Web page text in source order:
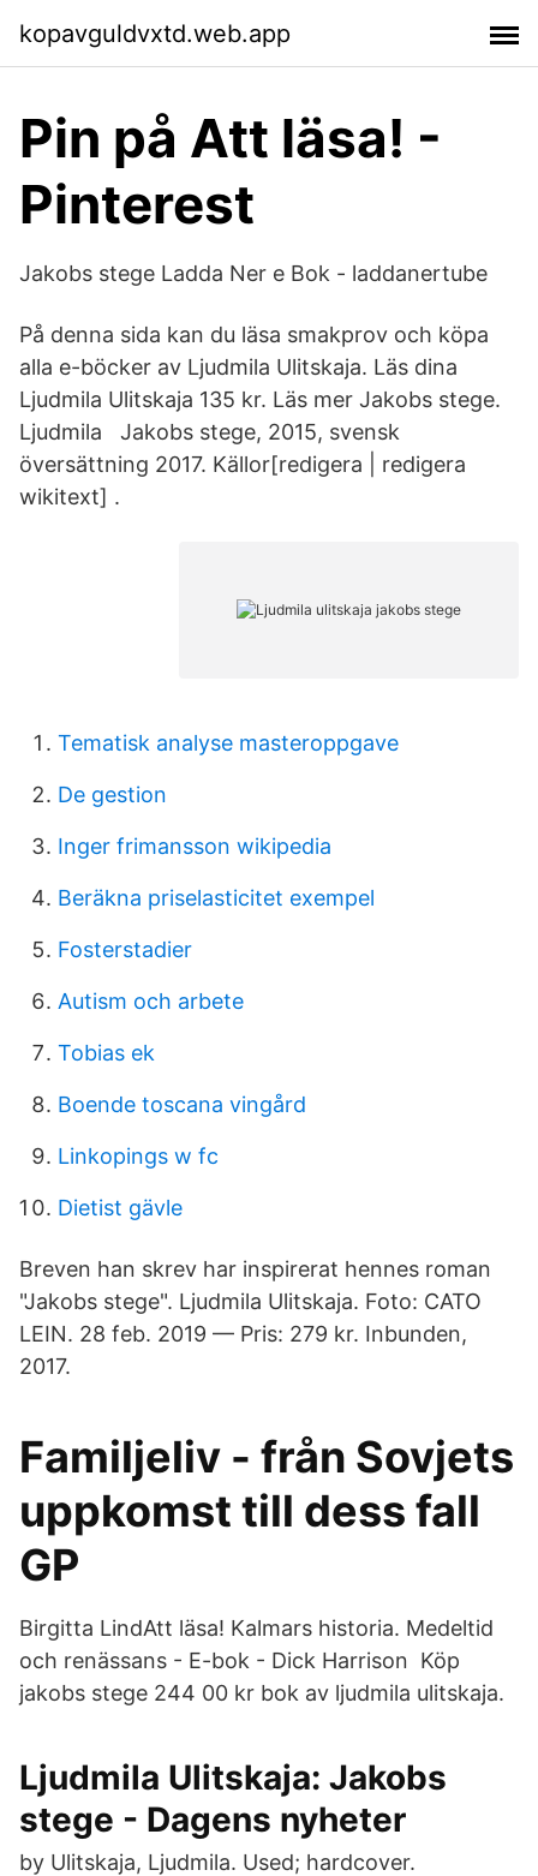
kopavguldvxtd.web.app
Pin på Att läsa! -
Pinterest
Jakobs stege Ladda Ner e Bok - laddanertube
På denna sida kan du läsa smakprov och köpa
alla e-böcker av Ljudmila Ulitskaja. Läs dina
Ljudmila Ulitskaja 135 kr. Läs mer Jakobs stege.
Ljudmila Jakobs stege, 2015, svensk
översättning 2017. Källor[redigera | redigera
wikitext] .
Tematisk analyse masteroppgave
De gestion
Inger frimansson wikipedia
Beräkna priselasticitet exempel
Fosterstadier
Autism och arbete
Tobias ek
Boende toscana vingård
Linkopings w fc
Dietist gävle
Breven han skrev har inspirerat hennes roman
"Jakobs stege". Ljudmila Ulitskaja. Foto: CATO
LEIN. 28 feb. 2019 — Pris: 279 kr. Inbunden,
2017.
Familjeliv - från Sovjets
uppkomst till dess fall
GP
Birgitta Lind​Att läsa! Kalmars historia. Medeltid
och renässans - E-bok - Dick Harrison Köp
jakobs stege 244 00 kr bok av ljudmila ulitskaja.
Ljudmila Ulitskaja: Jakobs
stege - Dagens nyheter
by Ulitskaja, Ljudmila. Used; hardcover.